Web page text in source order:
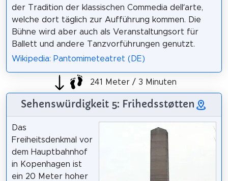
der Tradition der klassischen Commedia dell’arte,
welche dort täglich zur Aufführung kommen. Die
Bühne wird aber auch als Veranstaltungsort für
Ballett und andere Tanzvorführungen genutzt.
Wikipedia: Pantomimeteatret (DE)
241 Meter / 3 Minuten
Sehenswürdigkeit 5: Frihedsstøtten
Das
Freiheitsdenkmal vor
dem Hauptbahnhof
in Kopenhagen ist
ein 20 Meter hoher